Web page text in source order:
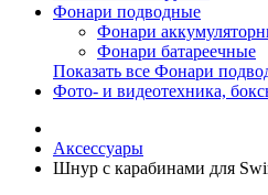
Фонари подводные
Фонари
Фонари батареечные
Показать все Фонари
Фото- и видеотехника,
Аксессуары
Шнур с карабинами для